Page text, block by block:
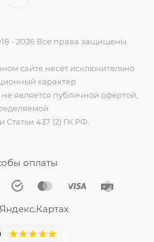
- 2026 Все права защищены.
сайте несёт исключительно
характер
является публичной офертой,
437 (2) ГК РФ.
оплаты